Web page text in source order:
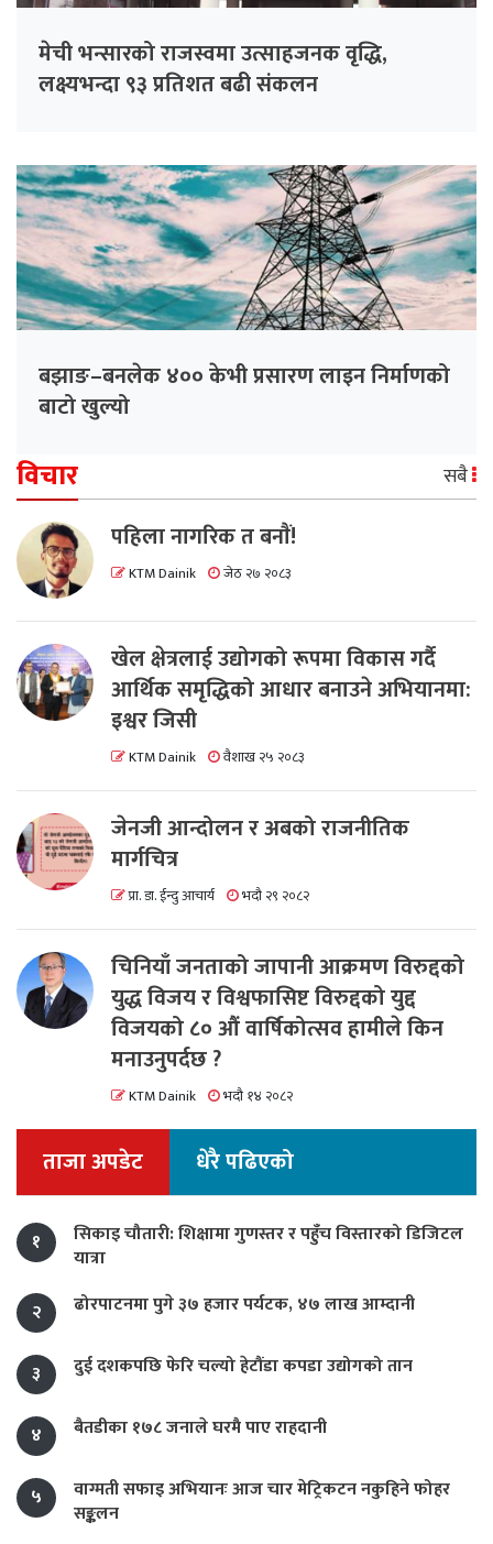
मेची भन्सारको राजस्वमा उत्साहजनक वृद्धि,
लक्ष्यभन्दा ९३ प्रतिशत बढी संकलन
बझाङ–बनलेक ४०० केभी प्रसारण लाइन निर्माणको
बाटो खुल्यो
विचार सबै
पहिला नागरिक त बनाैं!
KTM Dainik जेठ २७ २०८३
खेल क्षेत्रलाई उद्योगको रूपमा विकास गर्दै
आर्थिक समृद्धिको आधार बनाउने अभियानमा:
इश्वर जिसी
KTM Dainik वैशाख २५ २०८३
जेनजी आन्दोलन र अबको राजनीतिक
मार्गचित्र
प्रा. डा. ईन्दु आचार्य भदौ २९ २०८२
चिनियाँ जनताको जापानी आक्रमण विरुद्दको
युद्ध विजय र विश्वफासिष्ट विरुद्दको युद्द
विजयको ८० औं वार्षिकोत्सव हामीले किन
मनाउनुपर्दछ ?
KTM Dainik भदौ १४ २०८२
ताजा अपडेट धेरै पढिएको
१
सिकाइ चौतारी: शिक्षामा गुणस्तर र पहुँच विस्तारको डिजिटल
यात्रा
२
ढोरपाटनमा पुगे ३७ हजार पर्यटक, ४७ लाख आम्दानी
३ दुई दशकपछि फेरि चल्यो हेटौंडा कपडा उद्योगको तान
४ बैतडीका १७८ जनाले घरमै पाए राहदानी
५
वाग्मती सफाइ अभियानः आज चार मेट्रिकटन नकुहिने फोहर
सङ्कलन